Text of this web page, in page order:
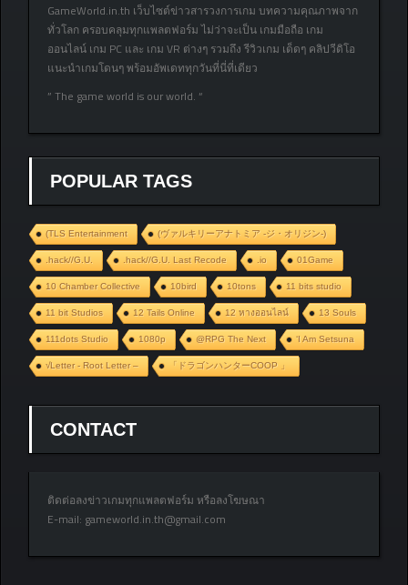
GameWorld.in.th เว็บไซต์ข่าวสารวงการเกม บทความคุณภาพจาก
ทั่วโลก ครอบคลุมทุกแพลตฟอร์ม ไม่ว่าจะเป็น เกมมือถือ เกม
ออนไลน์ เกม PC และ เกม VR ต่างๆ รวมถึง รีวิวเกม เด็ดๆ คลิปวีดิโอ
แนะนำเกมโดนๆ พร้อมอัพเดททุกวันที่นี่ที่เดียว
” The game world is our world. “
POPULAR TAGS
(TLS Entertainment (ヴァルキリーアナトミア ‐ジ・オリジン‐)
.hack//G.U. .hack//G.U. Last Recode .io 01Game
10 Chamber Collective 10bird 10tons 11 bits studio
11 bit Studios 12 Tails Online 12 หางออนไลน์ 13 Souls
111dots Studio 1080p @RPG The Next ‘I Am Setsuna
√Letter - Root Letter – 「ドラゴンハンターCOOP 」
CONTACT
ติดต่อลงข่าวเกมทุกแพลตฟอร์ม หรือลงโฆษณา
E-mail: gameworld.in.th@gmail.com